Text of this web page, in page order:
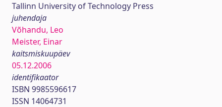
Tallinn University of Technology Press
juhendaja
Võhandu, Leo
Meister, Einar
kaitsmiskuupäev
05.12.2006
identifikaator
ISBN 9985596617
ISSN 14064731